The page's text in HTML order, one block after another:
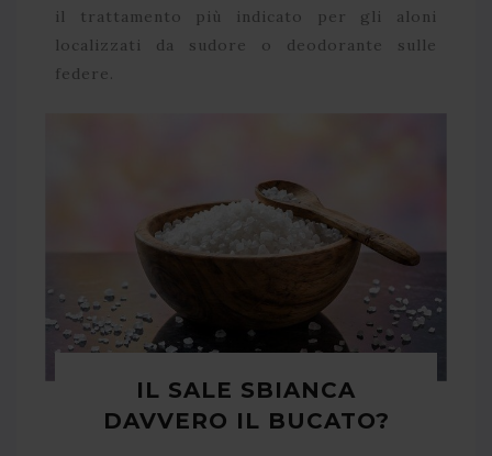
il trattamento più indicato per gli aloni
localizzati da sudore o deodorante sulle
federe.
IL SALE SBIANCA
DAVVERO IL BUCATO?